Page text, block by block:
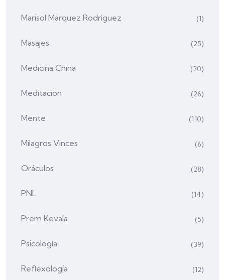
Marisol Márquez Rodríguez (1)
Masajes (25)
Medicina China (20)
Meditación (26)
Mente (110)
Milagros Vinces (6)
Oráculos (28)
PNL (14)
Prem Kevala (5)
Psicología (39)
Reflexología (12)